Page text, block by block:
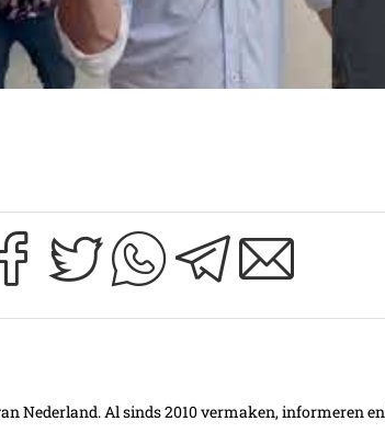
Nederland. Al sinds 2010 vermaken, informeren